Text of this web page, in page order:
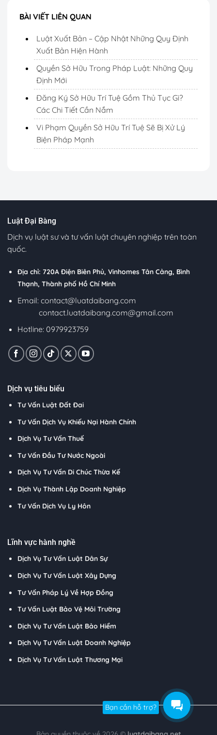
BÀI VIẾT LIÊN QUAN
Luật Xuất Bản – Cập Nhật Những Quy Định
Xuất Bản Hiện Hành
Quyền Sở Hữu Trong Pháp Luật: Những Quy
Định Mới
Đăng Ký Sở Hữu Trí Tuệ Gồm Thủ Tục Gì?
Các Chi Tiết Cần Nắm
Vi Phạm Quyền Sở Hữu Trí Tuệ Sẽ Bị Xử Lý
Biện Pháp Mạnh
Luật Đại Bàng
Dịch vụ luật sư và tư vấn luật chuyên nghiệp trên toàn
quốc.
Địa chỉ: 720A Điện Biên Phủ, Vinhomes Tân Cảng, Bình
Thạnh, Thành phố Hồ Chí Minh
Email: contact@luatdaibang.com
contact.luatdaibang.com@gmail.com
Hotline: 0979923759
Dịch vụ tiêu biểu
Tư Vấn Luật Đất Đai
Tư Vấn Dịch Vụ Khiếu Nại Hành Chính
Dịch Vụ Tư Vấn Thuế
Tư Vấn Đầu Tư Nước Ngoài
Dịch Vụ Tư Vấn Di Chúc Thừa Kế
Dịch Vụ Thành Lập Doanh Nghiệp
Tư Vấn Dịch Vụ Ly Hôn
Lĩnh vực hành nghề
Dịch Vụ Tư Vấn Luật Dân Sự
Dịch Vụ Tư Vấn Luật Xây Dựng
Tư Vấn Pháp Lý Về Hợp Đồng
Tư Vấn Luật Bảo Vệ Môi Trường
Dịch Vụ Tư Vấn Luật Bảo Hiểm
Dịch Vụ Tư Vấn Luật Doanh Nghiệp
Dịch Vụ Tư Vấn Luật Thương Mại
Bạn cần hỗ trợ?